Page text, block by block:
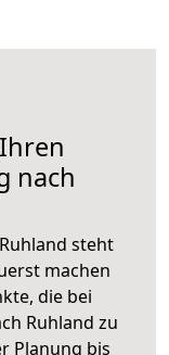
nach
steht
machen
die bei
Ruhland zu
Planung bis